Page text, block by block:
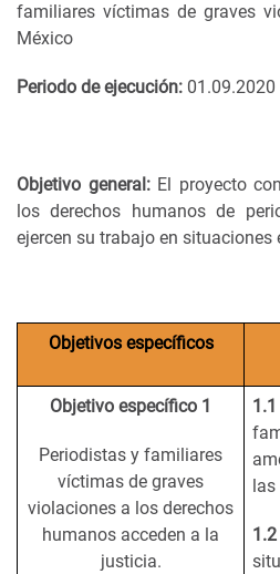
familiares víctimas de graves
México
Periodo de ejecución:
Objetivo general: El proyecto
los derechos humanos de
ejercen su trabajo en situaciones
Objetivos específicos
Objetivo específico 1
Periodistas y familiares
víctimas de graves
violaciones a los derechos
humanos acceden a la
justicia.
1.1
1.2